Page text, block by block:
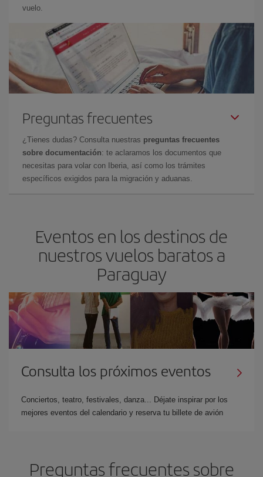
vuelo.
Preguntas frecuentes
¿Tienes dudas? Consulta nuestras preguntas frecuentes
sobre documentación: te aclaramos los documentos que
necesitas para volar con Iberia, así como los trámites
específicos exigidos para la migración y aduanas.
Eventos en los destinos de
nuestros vuelos baratos a
Paraguay
Consulta los próximos eventos
Conciertos, teatro, festivales, danza... Déjate inspirar por los
mejores eventos del calendario y reserva tu billete de avión
Preguntas frecuentes sobre